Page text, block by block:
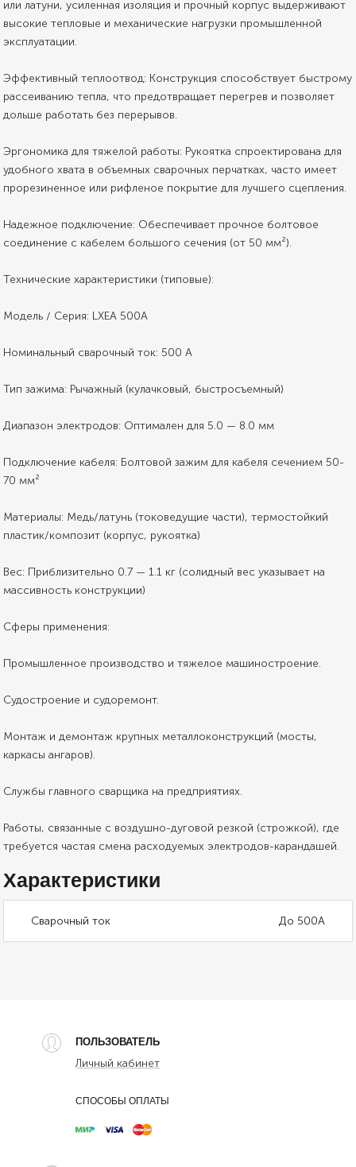
или латуни, усиленная изоляция и прочный корпус выдерживают
высокие тепловые и механические нагрузки промышленной
эксплуатации.
Эффективный теплоотвод: Конструкция способствует быстрому
рассеиванию тепла, что предотвращает перегрев и позволяет
дольше работать без перерывов.
Эргономика для тяжелой работы: Рукоятка спроектирована для
удобного хвата в объемных сварочных перчатках, часто имеет
прорезиненное или рифленое покрытие для лучшего сцепления.
Надежное подключение: Обеспечивает прочное болтовое
соединение с кабелем большого сечения (от 50 мм²).
Технические характеристики (типовые):
Модель / Серия: LXEA 500A
Номинальный сварочный ток: 500 А
Тип зажима: Рычажный (кулачковый, быстросъемный)
Диапазон электродов: Оптимален для 5.0 — 8.0 мм
Подключение кабеля: Болтовой зажим для кабеля сечением 50-
70 мм²
Материалы: Медь/латунь (токоведущие части), термостойкий
пластик/композит (корпус, рукоятка)
Вес: Приблизительно 0.7 — 1.1 кг (солидный вес указывает на
массивность конструкции)
Сферы применения:
Промышленное производство и тяжелое машиностроение.
Судостроение и судоремонт.
Монтаж и демонтаж крупных металлоконструкций (мосты,
каркасы ангаров).
Службы главного сварщика на предприятиях.
Работы, связанные с воздушно-дуговой резкой (строжкой), где
требуется частая смена расходуемых электродов-карандашей.
Характеристики
Сварочный ток До 500А
ПОЛЬЗОВАТЕЛЬ
Личный кабинет
СПОСОБЫ ОПЛАТЫ